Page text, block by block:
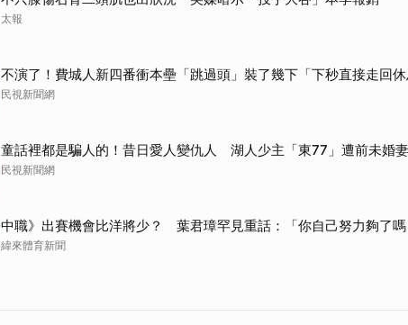
太報
不演了！費城人新四番衝本壘「跳過頭」裝了幾下「下秒直接走回
民視新聞網
童話裡都是騙人的！昔日愛人變仇人 湖人少主「東77」遭前未婚
民視新聞網
中職》出賽機會比洋將少？ 葉君璋罕見重話：「你自己努力夠了
緯來體育新聞